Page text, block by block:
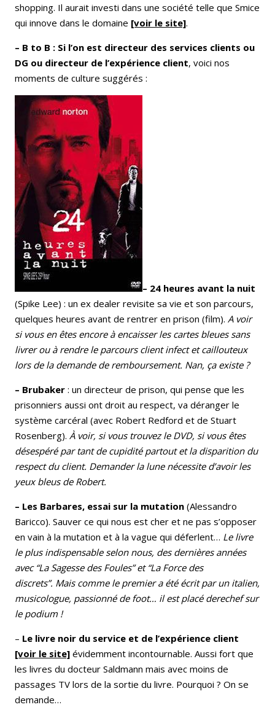
shopping. Il aurait investi dans une société telle que Smice
qui innove dans le domaine [voir le site].
– B to B : Si l’on est directeur des services clients ou
DG ou directeur de l’expérience client, voici nos
moments de culture suggérés :
– 24 heures avant la nuit
(Spike Lee) : un ex dealer revisite sa vie et son parcours,
quelques heures avant de rentrer en prison (film). A voir
si vous en êtes encore à encaisser les cartes bleues sans
livrer ou à rendre le parcours client infect et caillouteux
lors de la demande de remboursement. Nan, ça existe ?
– Brubaker : un directeur de prison, qui pense que les
prisonniers aussi ont droit au respect, va déranger le
système carcéral (avec Robert Redford et de Stuart
Rosenberg). À voir, si vous trouvez le DVD, si vous êtes
désespéré par tant de cupidité partout et la disparition du
respect du client. Demander la lune nécessite d’avoir les
yeux bleus de Robert.
– Les Barbares, essai sur la mutation (Alessandro
Baricco). Sauver ce qui nous est cher et ne pas s’opposer
en vain à la mutation et à la vague qui déferlent… Le livre
le plus indispensable selon nous, des dernières années
avec “La Sagesse des Foules” et “La Force des
discrets”. Mais comme le premier a été écrit par un italien,
musicologue, passionné de foot… il est placé derechef sur
le podium !
– Le livre noir du service et de l’expérience client
[voir le site] évidemment incontournable. Aussi fort que
les livres du docteur Saldmann mais avec moins de
passages TV lors de la sortie du livre. Pourquoi ? On se
demande…